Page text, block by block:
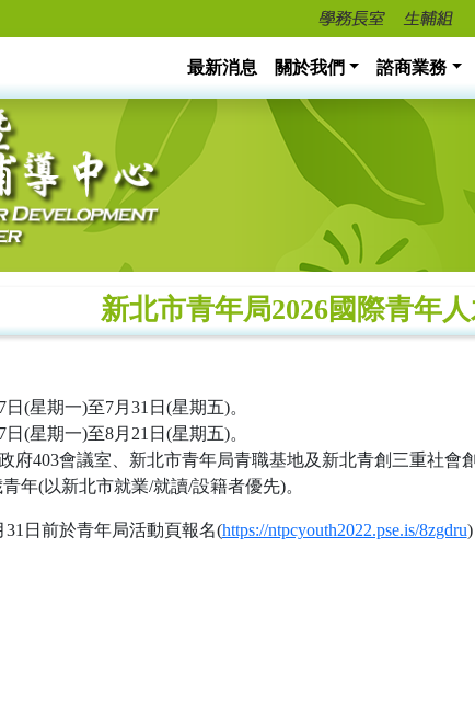
最新消息 關於我們 諮商業務
新北市青年局2026國際青年
(星期一)至7月31日(星期五)。
(星期一)至8月21日(星期五)。
府403會議室、新北市青年局青職基地及新北青創三重社會
年(以新北市就業/就讀/設籍者優先)。
31日前於青年局活動頁報名(https://ntpcyouth2022.pse.is/8zgdru)